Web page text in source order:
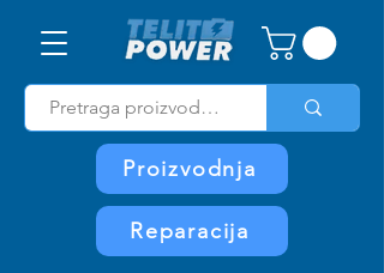
Proizvodnja
Reparacija